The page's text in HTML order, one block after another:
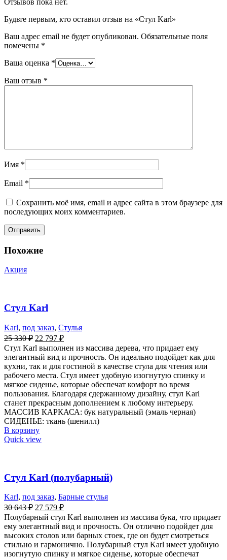
Отзывов пока нет.
Будьте первым, кто оставил отзыв на «Стул Karl»
Ваш адрес email не будет опубликован. Обязательные поля
помечены *
Ваша оценка *
Ваш отзыв *
Имя *
Email *
Сохранить моё имя, email и адрес сайта в этом браузере для
последующих моих комментариев.
Похожие
Акция
Стул Karl
Karl, под заказ, Стулья
25 330₽ 22 797 ₽
Стул Karl выполнен из массива дерева, что придает ему
элегантный вид и прочность. Он идеально подойдет как для
кухни, так и для гостиной в качестве стула для чтения или
рабочего места. Стул имеет удобную изогнутую спинку и
мягкое сиденье, которые обеспечат комфорт во время
пользования. Благодаря сдержанному дизайну, стул Karl
станет прекрасным дополнением к любому интерьеру.
МАССИВ КАРКАСА: бук натуральный (эмаль черная)
СИДЕНЬЕ: ткань (шенилл)
В корзину
Quick view
Стул Karl (полубарный)
Karl, под заказ, Барные стулья
30 643₽ 27 579 ₽
Полубарный стул Karl выполнен из массива бука, что придает
ему элегантный вид и прочность. Он отлично подойдет для
высоких столов или барных стоек, где он будет смотреться
стильно и гармонично. Полубарный стул Karl имеет удобную
изогнутую спинку и мягкое сиденье, которые обеспечат